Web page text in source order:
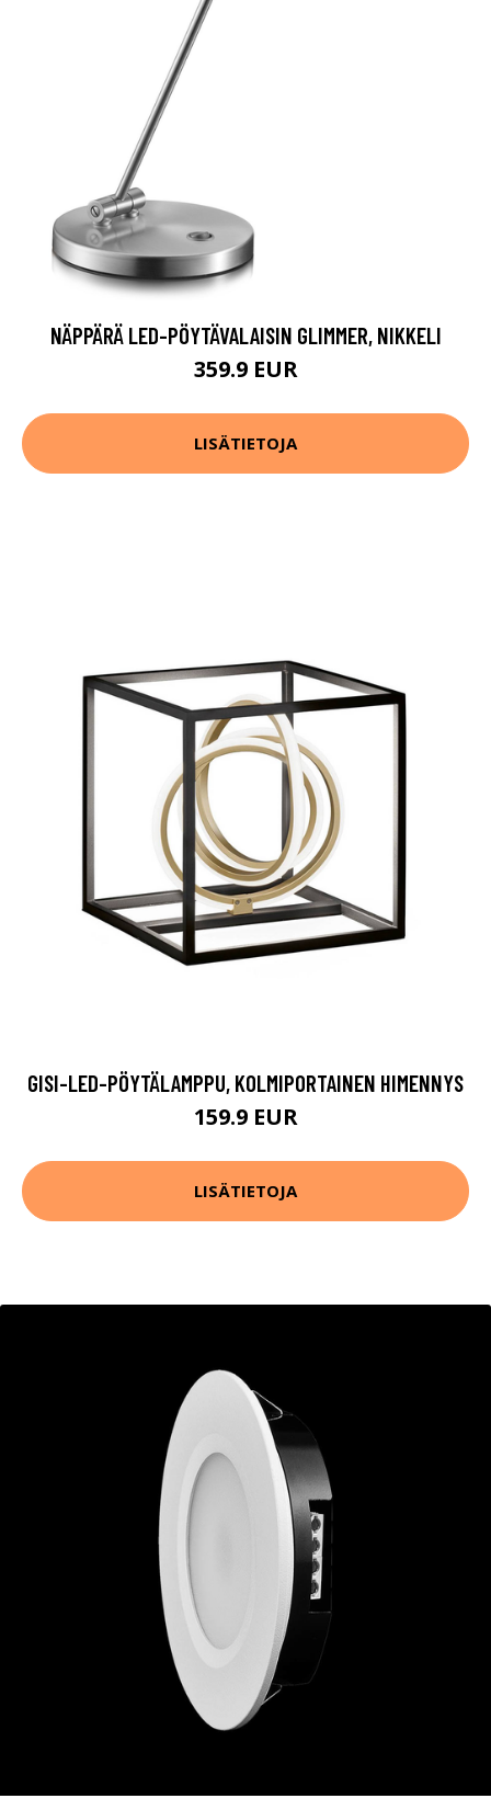
NÄPPÄRÄ LED-PÖYTÄVALAISIN GLIMMER, NIKKELI
359.9 EUR
LISÄTIETOJA
GISI-LED-PÖYTÄLAMPPU, KOLMIPORTAINEN HIMENNYS
159.9 EUR
LISÄTIETOJA